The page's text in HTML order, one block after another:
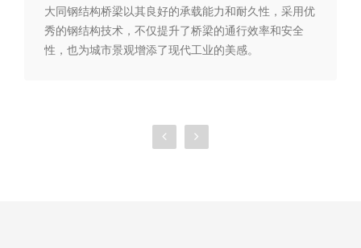
大同钢结构桥梁以其良好的承载能力和耐久性，采用优
秀的钢结构技术，不仅提升了桥梁的通行效率和安全
性，也为城市景观增添了现代工业的美感。
大同钢结构看台以轻巧的钢结构体系构建，具有稳固的
支撑结构和灵活的设计空间，既保证了观赛的安全性，
又展现了现代建筑的美学特色，成为体育场馆和大型活